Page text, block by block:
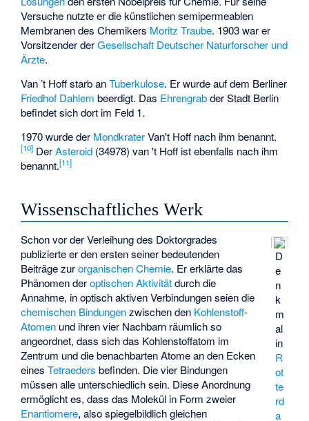
Versuche nutzte er die künstlichen semipermeablen
Membranen des Chemikers Moritz Traube. 1903 war er
Vorsitzender derGesellschaft Deutscher Naturforscher und
Ärzte.
Van ’t Hoff starb anTuberkulose. Er wurde auf dem Berliner
Friedhof Dahlem beerdigt. Das Ehrengrabder Stadt Berlin
befindet sich dort im Feld 1.
1970 wurde der Mondkrater Van't Hoff nach ihm benannt.
[10] DerAsteroid (34978) van 't Hoff ist ebenfalls nach ihm
benannt.[11]
Wissenschaftliches Werk
D
e
n
k
m
al
in
R
ot
te
rd
a
Schon vor der Verleihung des Doktorgrades
publizierte er den ersten seiner bedeutenden
Beiträge zurorganischen Chemie. Er erklärte das
Phänomen deroptischen Aktivitätdurch die
Annahme, in optisch aktiven Verbindungen seien die
chemischen Bindungenzwischen den Kohlenstoff-
Atomen und ihren vier Nachbarn räumlich so
angeordnet, dass sich das Kohlenstoffatom im
Zentrum und die benachbarten Atome an den Ecken
einesTetraeders befinden. Die vier Bindungen
müssen alle unterschiedlich sein. Diese Anordnung
ermöglicht es, dass das Molekül in Form zweier
Enantiomere, also spiegelbildlich gleichen